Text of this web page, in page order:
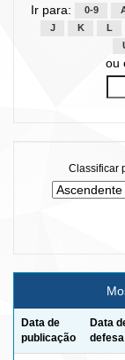
Ir para: 0-9
J
K L
ou
Classificar
Data de
publicação
Data
defesa